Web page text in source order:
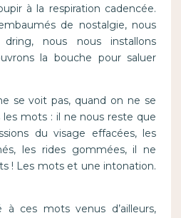
à la respiration cadencée.
de nostalgie, nous
nous nous installons
la bouche pour saluer
se voit pas, quand on ne se
mots : il ne nous reste que
du visage effacées, les
les rides gommées, il ne
! Les mots et une intonation.
à ces mots venus d’ailleurs,